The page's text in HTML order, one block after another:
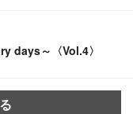
days～〈Vol.4〉